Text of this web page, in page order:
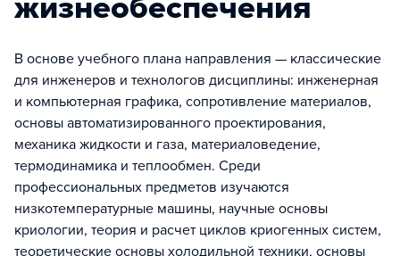
В основе учебного плана направления — классические
для инженеров и технологов дисциплины: инженерная
и компьютерная графика, сопротивление материалов,
основы автоматизированного проектирования,
механика жидкости и газа, материаловедение,
термодинамика и теплообмен. Среди
профессиональных предметов изучаются
низкотемпературные машины, научные основы
криологии, теория и расчет циклов криогенных систем,
теоретические основы холодильной техники, основы